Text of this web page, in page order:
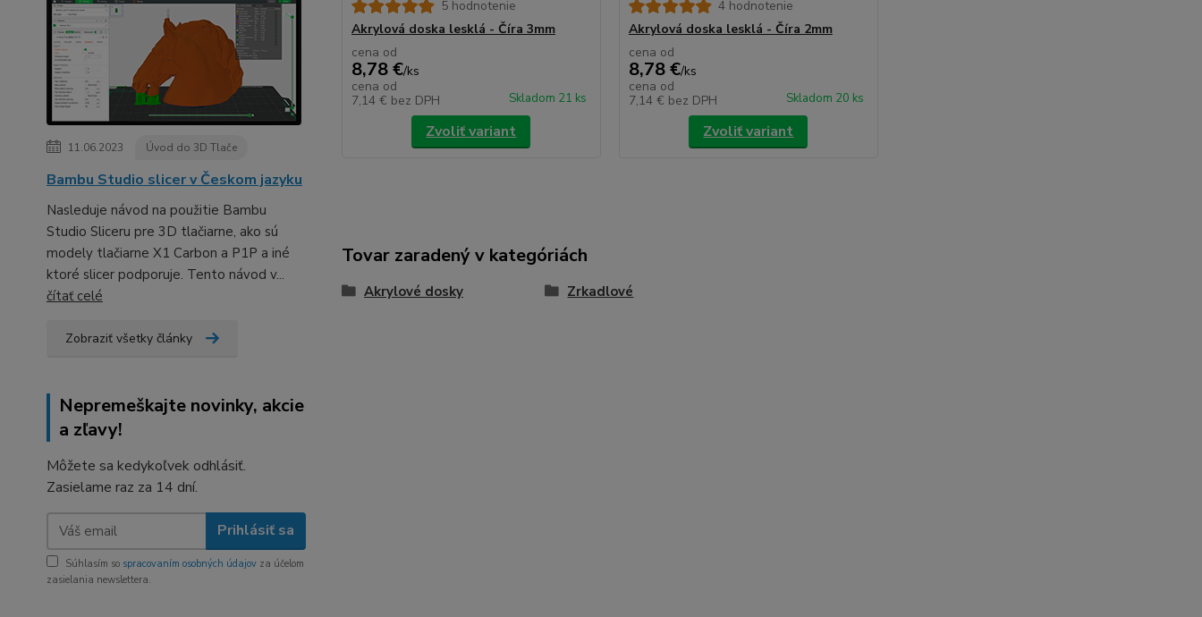
11.06.2023 Úvod do 3D Tlače
Bambu Studio slicer v Českom jazyku
Nasleduje návod na použitie Bambu
Studio Sliceru pre 3D tlačiarne, ako sú
modely tlačiarne X1 Carbon a P1P a iné
ktoré slicer podporuje. Tento návod v...
čítať celé
Zobraziť všetky články
Nepremeškajte novinky, akcie
a zľavy!
Môžete sa kedykoľvek odhlásiť.
Zasielame raz za 14 dní.
Prihlásiť sa
Súhlasím so spracovaním osobných údajov za účelom
zasielania newslettera.
5 hodnotenie
Akrylová doska lesklá - Číra 3mm
cena od
8,78 €/ks
cena od
7,14 € bez DPH Skladom 21 ks
Zvoliť variant
4 hodnotenie
Akrylová doska lesklá - Číra 2mm
cena od
8,78 €/ks
cena od
7,14 € bez DPH Skladom 20 ks
Zvoliť variant
Tovar zaradený v kategóriách
Akrylové dosky Zrkadlové